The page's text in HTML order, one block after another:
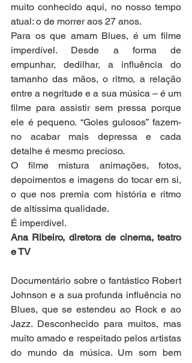
muito conhecido aqui, no nosso tempo
atual: o de morrer aos 27 anos.
Para os que amam Blues, é um filme
imperdível. Desde a forma de
empunhar, dedilhar, a influência do
tamanho das mãos, o ritmo, a relação
entre a negritude e a sua música – é um
filme para assistir sem pressa porque
ele é pequeno. “Goles gulosos” fazem-
no acabar mais depressa e cada
detalhe é mesmo precioso.
O filme mistura animações, fotos,
depoimentos e imagens do tocar em si,
o que nos premia com história e ritmo
de altíssima qualidade.
É imperdível.
Ana Ribeiro, diretora de cinema, teatro
e TV
Documentário sobre o fantástico Robert
Johnson e a sua profunda influência no
Blues, que se estendeu ao Rock e ao
Jazz. Desconhecido para muitos, mas
muito amado e respeitado pelos artistas
do mundo da música. Um som bem